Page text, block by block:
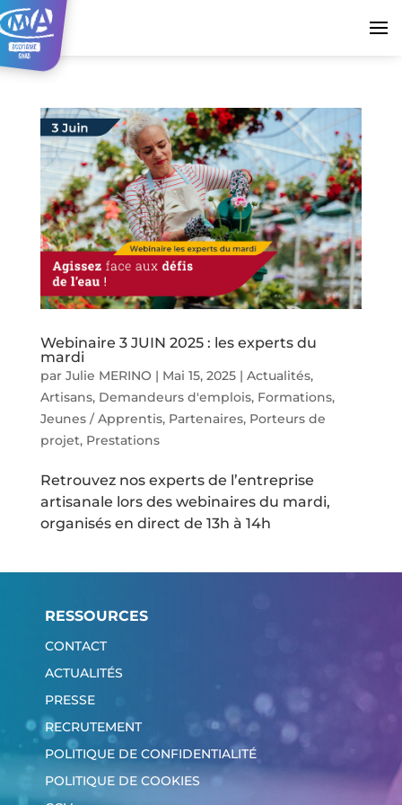
Webinaire 3 JUIN 2025 : les experts du
mardi
par Julie MERINO | Mai 15, 2025| Actualités,
Artisans, Demandeurs d'emplois, Formations,
Jeunes / Apprentis, Partenaires, Porteurs de
projet, Prestations
Retrouvez nos experts de l’entreprise
artisanale lors des webinaires du mardi,
organisés en direct de 13h à 14h
RESSOURCES
CONTACT
ACTUALITÉS
PRESSE
RECRUTEMENT
POLITIQUE DE CONFIDENTIALITÉ
POLITIQUE DE COOKIES